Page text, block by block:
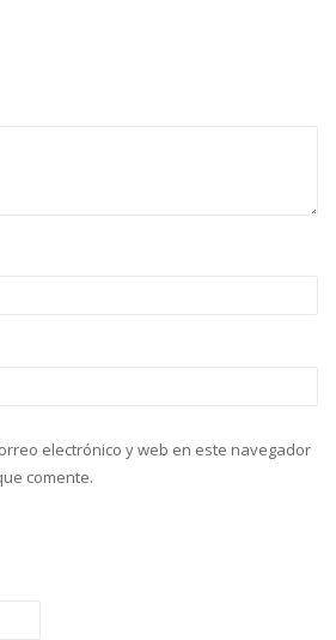
electrónico y web en este navegador
comente.